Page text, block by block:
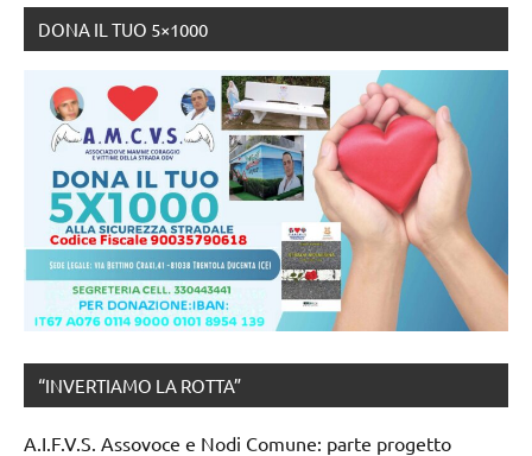
DONA IL TUO 5×1000
“INVERTIAMO LA ROTTA”
A.I.F.V.S. Assovoce e Nodi Comune: parte progetto